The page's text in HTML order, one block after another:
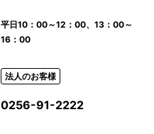
平日10：00～12：00、13：00～
16：00
法人のお客様
0256-91-2222